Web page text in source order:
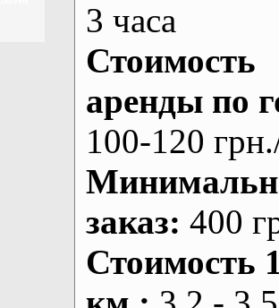
3 часа
Стоимость
аренды по
100-120
заказ: 400
Стоимость